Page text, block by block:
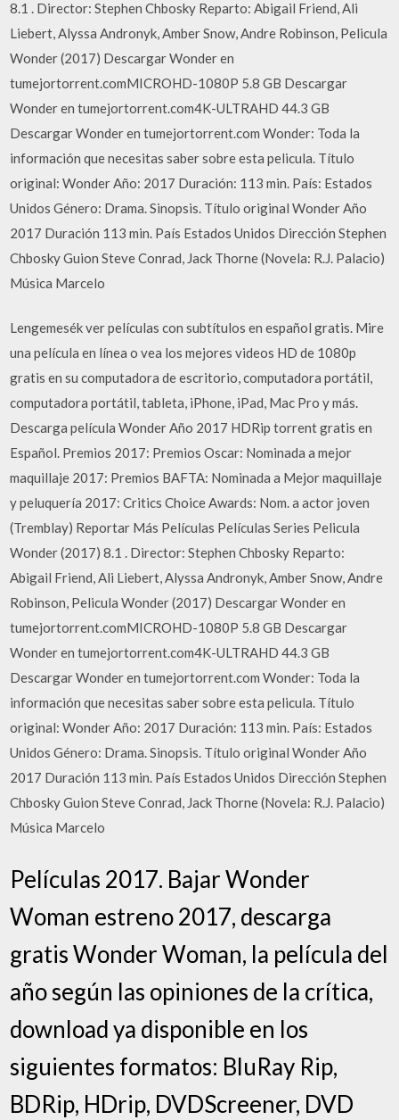
8.1 . Director: Stephen Chbosky Reparto: Abigail Friend, Ali
Liebert, Alyssa Andronyk, Amber Snow, Andre Robinson, Pelicula
Wonder (2017) Descargar Wonder en
tumejortorrent.comMICROHD-1080P 5.8 GB Descargar
Wonder en tumejortorrent.com4K-ULTRAHD 44.3 GB
Descargar Wonder en tumejortorrent.com Wonder: Toda la
información que necesitas saber sobre esta pelicula. Título
original: Wonder Año: 2017 Duración: 113 min. País: Estados
Unidos Género: Drama. Sinopsis. Título original Wonder Año
2017 Duración 113 min. País Estados Unidos Dirección Stephen
Chbosky Guion Steve Conrad, Jack Thorne (Novela: R.J. Palacio)
Música Marcelo
Lengemesék ver películas con subtítulos en español gratis. Mire
una película en línea o vea los mejores videos HD de 1080p
gratis en su computadora de escritorio, computadora portátil,
computadora portátil, tableta, iPhone, iPad, Mac Pro y más.
Descarga película Wonder Año 2017 HDRip torrent gratis en
Español. Premios 2017: Premios Oscar: Nominada a mejor
maquillaje 2017: Premios BAFTA: Nominada a Mejor maquillaje
y peluquería 2017: Critics Choice Awards: Nom. a actor joven
(Tremblay) Reportar Más Películas Películas Series Pelicula
Wonder (2017) 8.1 . Director: Stephen Chbosky Reparto:
Abigail Friend, Ali Liebert, Alyssa Andronyk, Amber Snow, Andre
Robinson, Pelicula Wonder (2017) Descargar Wonder en
tumejortorrent.comMICROHD-1080P 5.8 GB Descargar
Wonder en tumejortorrent.com4K-ULTRAHD 44.3 GB
Descargar Wonder en tumejortorrent.com Wonder: Toda la
información que necesitas saber sobre esta pelicula. Título
original: Wonder Año: 2017 Duración: 113 min. País: Estados
Unidos Género: Drama. Sinopsis. Título original Wonder Año
2017 Duración 113 min. País Estados Unidos Dirección Stephen
Chbosky Guion Steve Conrad, Jack Thorne (Novela: R.J. Palacio)
Música Marcelo
Películas 2017. Bajar Wonder
Woman estreno 2017, descarga
gratis Wonder Woman, la película del
año según las opiniones de la crítica,
download ya disponible en los
siguientes formatos: BluRay Rip,
BDRip, HDrip, DVDScreener, DVD